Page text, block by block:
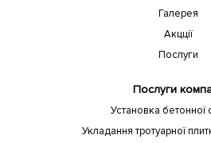
Галерея
Акцції
Послуги
Послуги
Установка бетонної
Укладання тротуарної